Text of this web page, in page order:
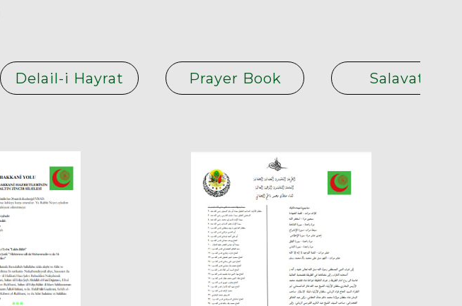
Delail-i Hayrat Prayer Book Salavats